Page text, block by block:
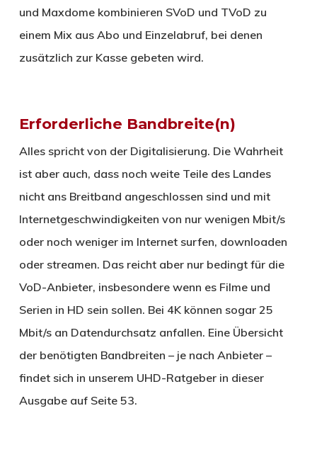
und Maxdome kombinieren SVoD und TVoD zu
einem Mix aus Abo und Einzelabruf, bei denen
zusätzlich zur Kasse gebeten wird.
Erforderliche Bandbreite(n)
Alles spricht von der Digitalisierung. Die Wahrheit
ist aber auch, dass noch weite Teile des Landes
nicht ans Breitband angeschlossen sind und mit
Internetgeschwindigkeiten von nur wenigen Mbit/s
oder noch weniger im Internet surfen, downloaden
oder streamen. Das reicht aber nur bedingt für die
VoD-Anbieter, insbesondere wenn es Filme und
Serien in HD sein sollen. Bei 4K können sogar 25
Mbit/s an Datendurchsatz anfallen. Eine Übersicht
der benötigten Bandbreiten – je nach Anbieter –
findet sich in unserem UHD-Ratgeber in dieser
Ausgabe auf Seite 53.